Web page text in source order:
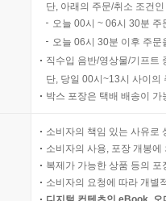
페스트 호텔에 오신 것을 환영
안한 시간 되시길.
적이게 만들어주는 책 -허핑
단, 아래의 주문/취소 조건
오늘 00시 ~ 06시 30분
오늘 06시 30분 이후 주
직수입 음반/영상물/기프트
단, 당일 00시~13시 사이의
박스 포장은 택배 배송이
소비자의 책임 있는 사유로
소비자의 사용, 포장 개봉
복제가 가능한 상품 등의
소비자의 요청에 따라 개별